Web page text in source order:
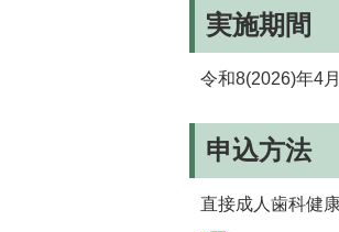
実施期間
令和8(2026)年4
申込方法
直接成人歯科健